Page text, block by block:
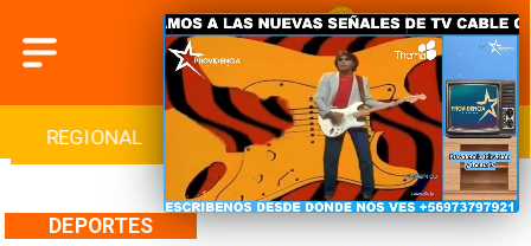
INTERNACIONAL DEPORTES CULTURA
DEPORTES